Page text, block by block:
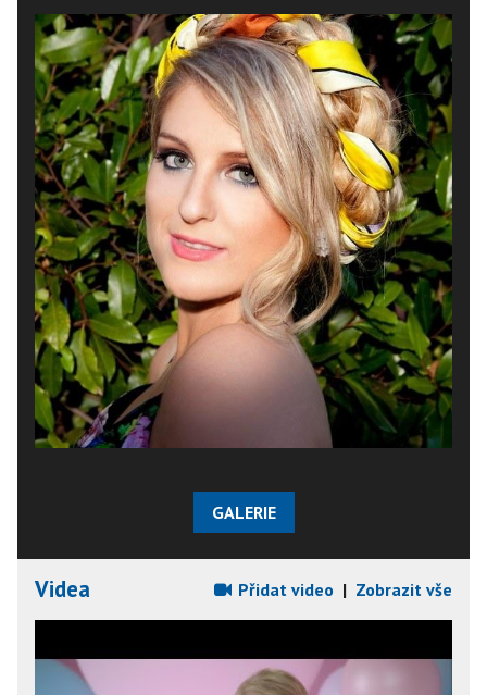
GALERIE
Videa Přidat video | Zobrazit vše